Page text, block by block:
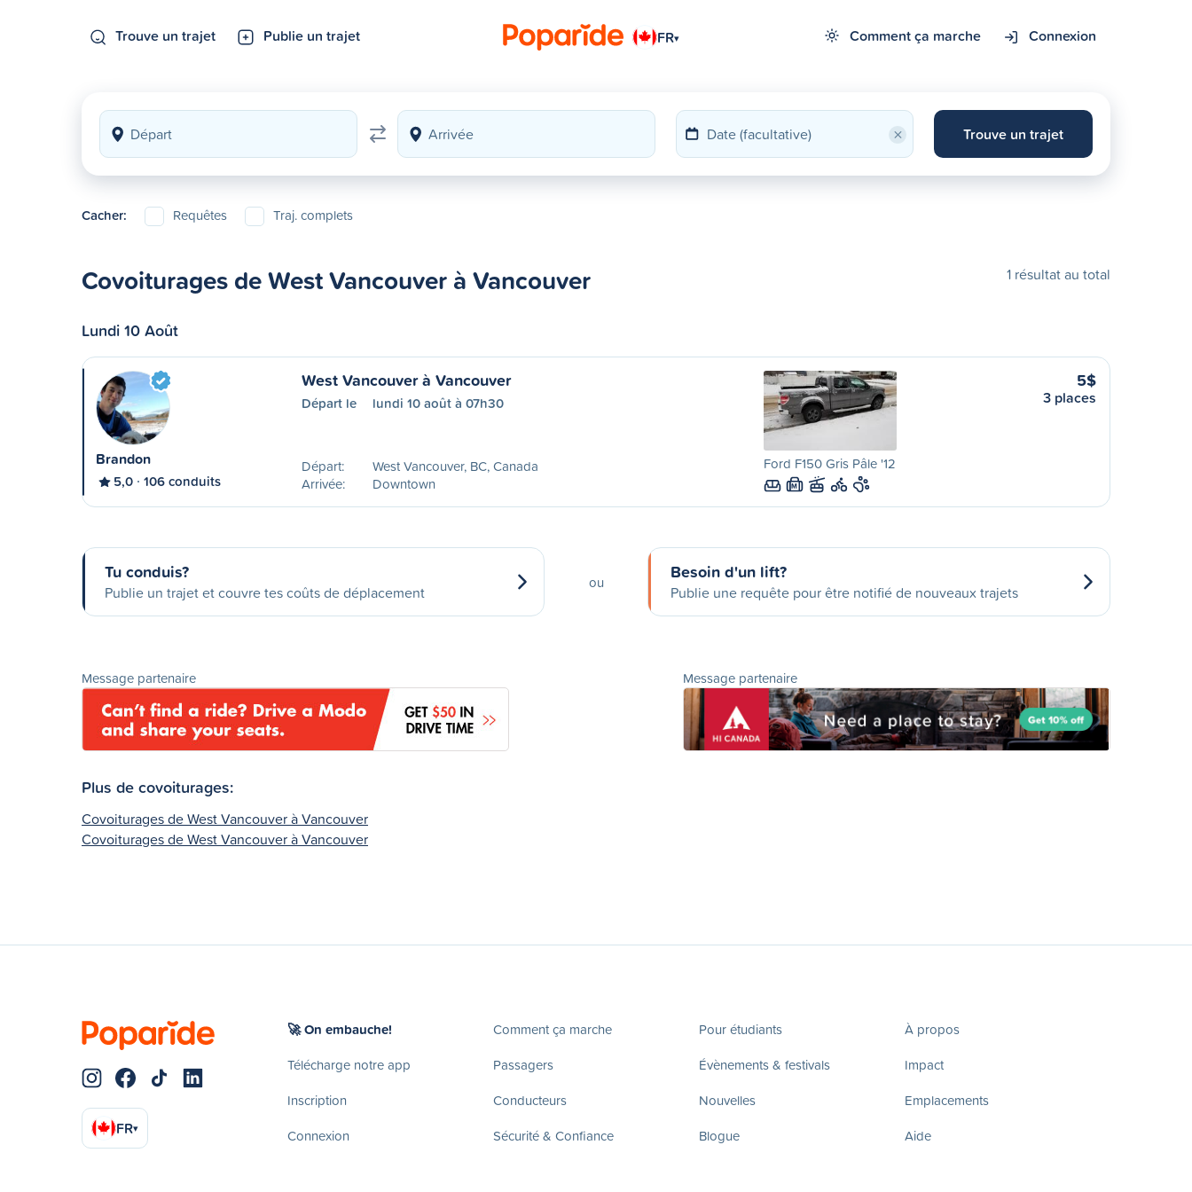
Trouve un trajet Publie un trajet FR▾ Comment ça marche Connexion
× Trouve un trajet
Cacher: Requêtes Traj. complets
Covoiturages de West Vancouver à Vancouver 1 résultat au total
Lundi 10 Août
Brandon
5,0 106 conduits
West Vancouver à Vancouver
Départ le lundi 10 août à 07h30
Départ:
West Vancouver, BC, Canada
Arrivée:
Downtown
Ford F150 Gris Pâle '12
M
5$
3 places
Tu conduis?
Publie un trajet et couvre tes coûts de déplacement
ou Besoin d'un lift?
Publie une requête pour être notifié de nouveaux trajets
Message partenaire Message partenaire
Plus de covoiturages:
Covoiturages de West Vancouver à Vancouver
Covoiturages de West Vancouver à Vancouver
FR▾
🚀 On embauche!
Télécharge notre app
Inscription
Connexion
Comment ça marche
Passagers
Conducteurs
Sécurité & Confiance
Pour étudiants
Évènements & festivals
Nouvelles
Blogue
À propos
Impact
Emplacements
Aide